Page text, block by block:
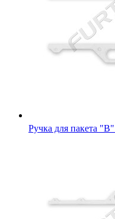
Ручка для пакета